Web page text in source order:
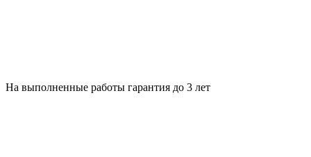
На выполненные работы гарантия до 3 лет